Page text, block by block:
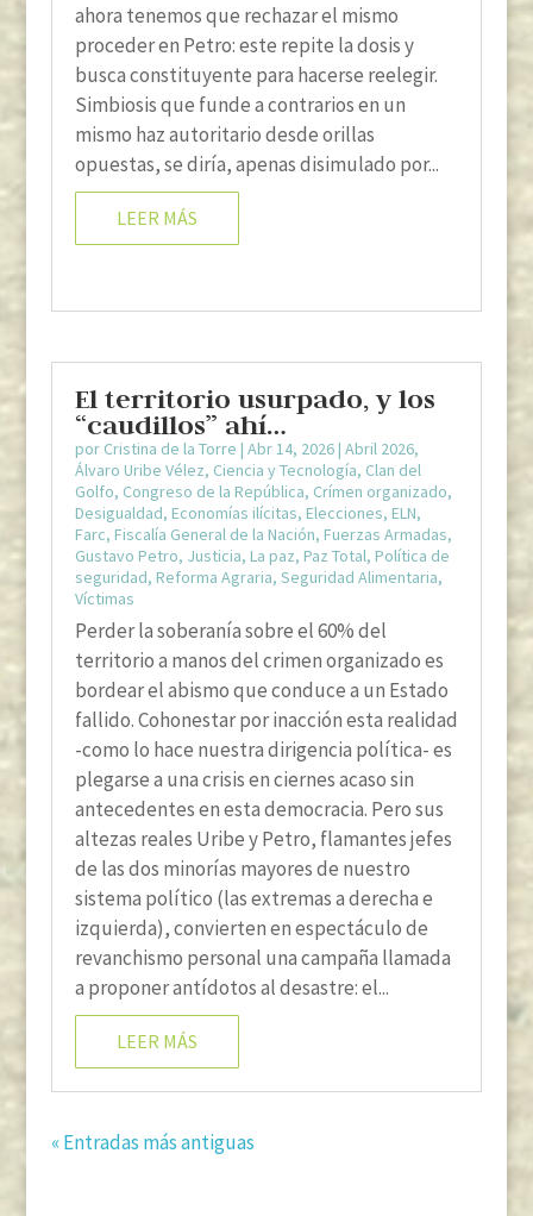
ahora tenemos que rechazar el mismo
proceder en Petro: este repite la dosis y
busca constituyente para hacerse reelegir.
Simbiosis que funde a contrarios en un
mismo haz autoritario desde orillas
opuestas, se diría, apenas disimulado por...
LEER MÁS
El territorio usurpado, y los
“caudillos” ahí…
por Cristina de la Torre | Abr 14, 2026| Abril 2026,
Álvaro Uribe Vélez, Ciencia y Tecnología, Clan del
Golfo, Congreso de la República, Crímen organizado,
Desigualdad, Economías ilícitas, Elecciones, ELN,
Farc, Fiscalía General de la Nación, Fuerzas Armadas,
Gustavo Petro, Justicia, La paz, Paz Total, Política de
seguridad, Reforma Agraria, Seguridad Alimentaria,
Víctimas
Perder la soberanía sobre el 60% del
territorio a manos del crimen organizado es
bordear el abismo que conduce a un Estado
fallido. Cohonestar por inacción esta realidad
-como lo hace nuestra dirigencia política- es
plegarse a una crisis en ciernes acaso sin
antecedentes en esta democracia. Pero sus
altezas reales Uribe y Petro, flamantes jefes
de las dos minorías mayores de nuestro
sistema político (las extremas a derecha e
izquierda), convierten en espectáculo de
revanchismo personal una campaña llamada
a proponer antídotos al desastre: el...
LEER MÁS
« Entradas más antiguas